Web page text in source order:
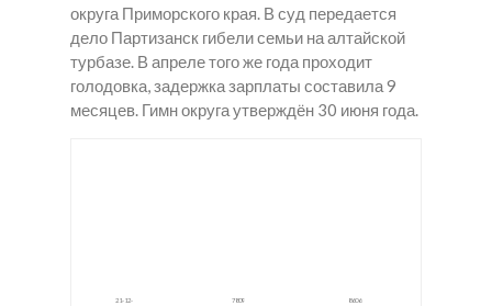
округа Приморского края. В суд передается
дело Партизанск гибели семьи на алтайской
турбазе. В апреле того же года проходит
голодовка, задержка зарплаты составила 9
месяцев. Гимн округа утверждён 30 июня года.
21-12-
7809 8606